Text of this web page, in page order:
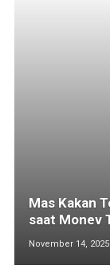
Mas Kakan
saat Monev
November 14, 2025